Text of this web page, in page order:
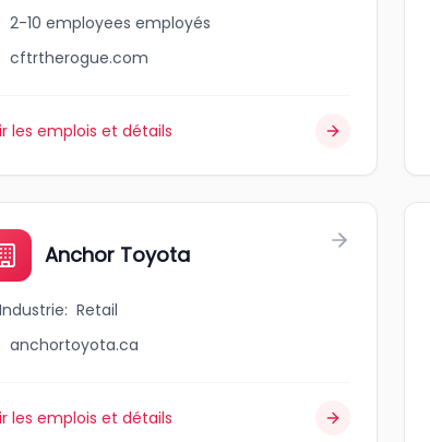
2-10 employees employés
cftrtherogue.com
les emplois et détails
Anchor Toyota
Industrie: Retail
anchortoyota.ca
les emplois et détails